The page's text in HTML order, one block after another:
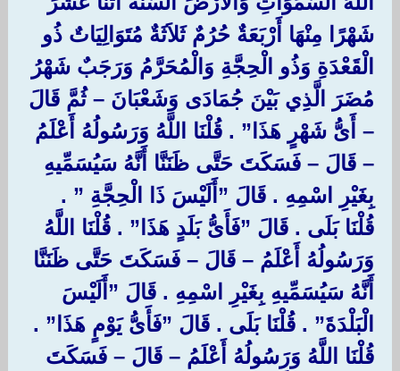
شَهْرًا مِنْهَا أَرْبَعَةٌ حُرُمٌ ثَلاَثَةٌ مُتَوَالِيَاتٌ ذُو
الْقَعْدَةِ وَذُو الْحِجَّةِ وَالْمُحَرَّمُ وَرَجَبٌ شَهْرُ
مُضَرَ الَّذِي بَيْنَ جُمَادَى وَشَعْبَانَ – ثُمَّ قَالَ
– أَىُّ شَهْرٍ هَذَا‏”‏ ‏.‏ قُلْنَا اللَّهُ وَرَسُولُهُ أَعْلَمُ
– قَالَ – فَسَكَتَ حَتَّى ظَنَنَّا أَنَّهُ سَيُسَمِّيهِ
بِغَيْرِ اسْمِهِ ‏.‏ قَالَ ‏”أَلَيْسَ ذَا الْحِجَّةِ ‏”‏ ‏.‏
قُلْنَا بَلَى ‏.‏ قَالَ ‏”فَأَىُّ بَلَدٍ هَذَا‏”‏ ‏.‏ قُلْنَا اللَّهُ
وَرَسُولُهُ أَعْلَمُ – قَالَ – فَسَكَتَ حَتَّى ظَنَنَّا
أَنَّهُ سَيُسَمِّيهِ بِغَيْرِ اسْمِهِ ‏.‏ قَالَ ‏”‏أَلَيْسَ
الْبَلْدَةَ‏”‏ ‏.‏ قُلْنَا بَلَى ‏.‏ قَالَ ‏”فَأَىُّ يَوْمٍ هَذَا‏”‏ ‏.‏
قُلْنَا اللَّهُ وَرَسُولُهُ أَعْلَمُ – قَالَ – فَسَكَتَ